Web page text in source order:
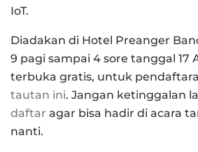
IoT.
Diadakan di Hotel Preanger
9 pagi sampai 4 sore tanggal 17
terbuka gratis, untuk
tautan ini. Jangan ketinggalan
daftar agar bisa hadir di acara
nanti.